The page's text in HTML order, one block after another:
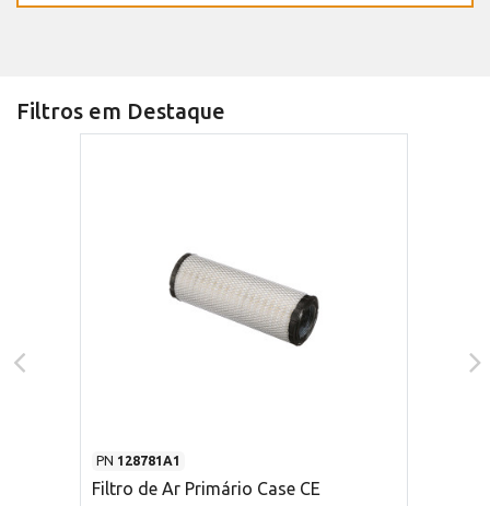
Filtros em Destaque
PN 128781A1
Filtro de Ar Primário Case CE